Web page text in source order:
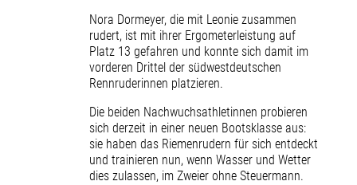
Nora Dormeyer, die mit Leonie zusammen
rudert, ist mit ihrer Ergometerleistung auf
Platz 13 gefahren und konnte sich damit im
vorderen Drittel der südwestdeutschen
Rennruderinnen platzieren.
Die beiden Nachwuchsathletinnen probieren
sich derzeit in einer neuen Bootsklasse aus:
sie haben das Riemenrudern für sich entdeckt
und trainieren nun, wenn Wasser und Wetter
dies zulassen, im Zweier ohne Steuermann.